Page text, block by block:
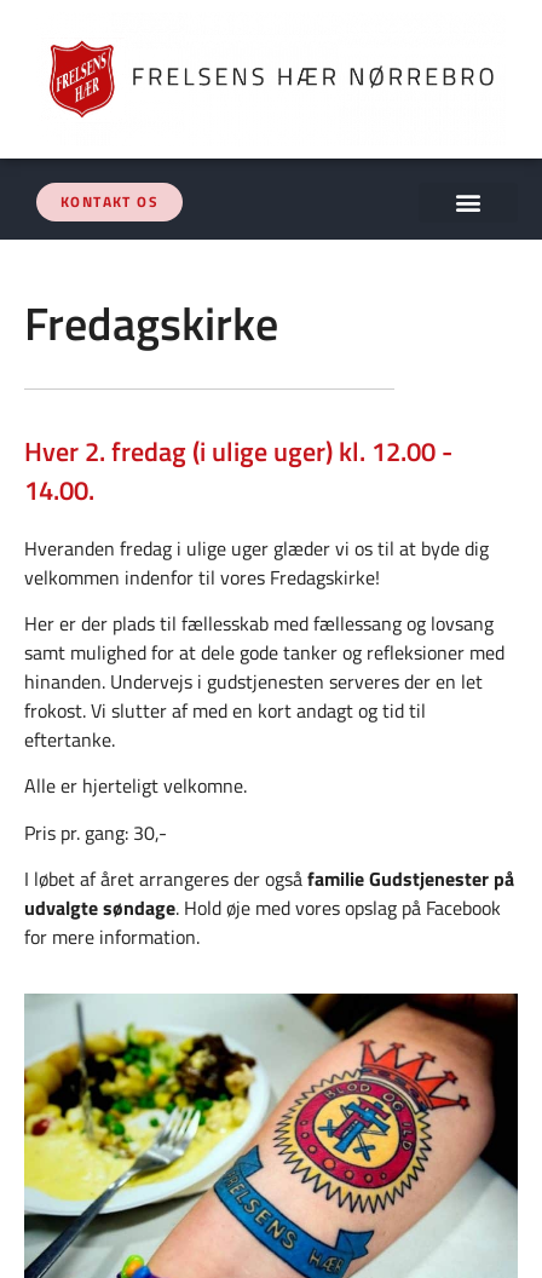
KONTAKT OS
Fredagskirke
Hver 2. fredag (i ulige uger) kl. 12.00 -
14.00.
Hveranden fredag i ulige uger glæder vi os til at byde dig
velkommen indenfor til vores Fredagskirke!
Her er der plads til fællesskab med fællessang og lovsang
samt mulighed for at dele gode tanker og refleksioner med
hinanden. Undervejs i gudstjenesten serveres der en let
frokost. Vi slutter af med en kort andagt og tid til
eftertanke.
Alle er hjerteligt velkomne.
Pris pr. gang: 30,-
I løbet af året arrangeres der ogsåfamilie Gudstjenester på
udvalgte søndage. Hold øje med vores opslag på Facebook
for mere information.